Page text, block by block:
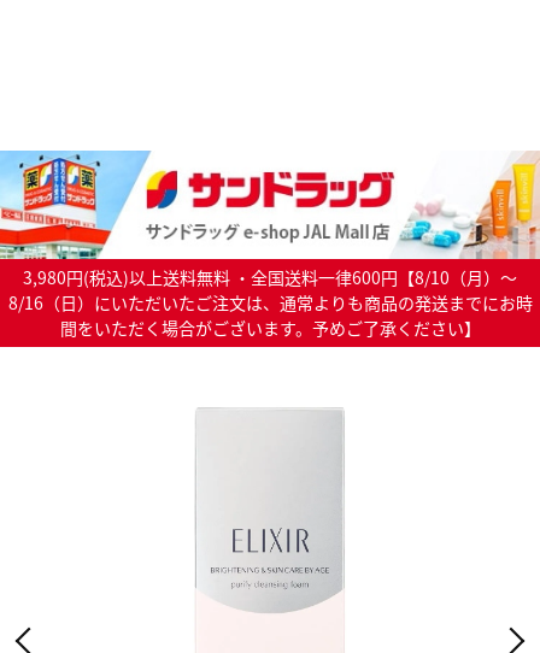
3,980円(税込)以上送料無料 ・全国送料一律600円【8/10（月）～
8/16（日）にいただいたご注文は、通常よりも商品の発送までにお時
間をいただく場合がございます。予めご了承ください】